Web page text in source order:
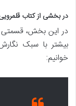
در بخشی از کتاب
در این بخش،
بیشتر با سبک
خوانیم: